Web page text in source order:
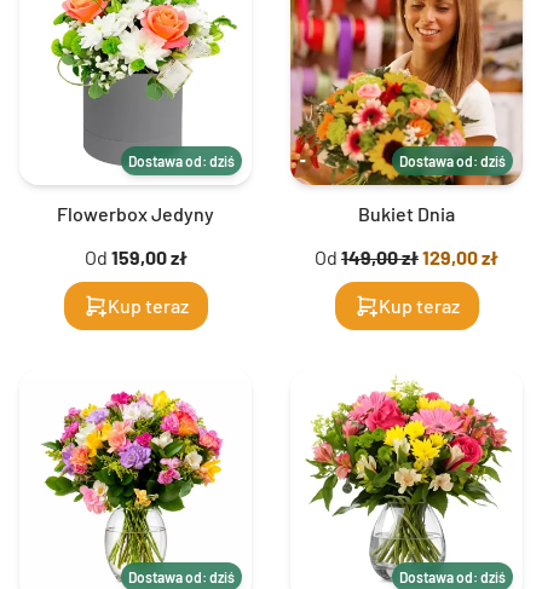
Dostawa od: dziś
Flowerbox Jedyny
Od 159,00 zł
Kup teraz
Dostawa od: dziś
Bukiet Dnia
Od 149,00 zł129,00 zł
Kup teraz
Dostawa od: dziś Dostawa od: dziś